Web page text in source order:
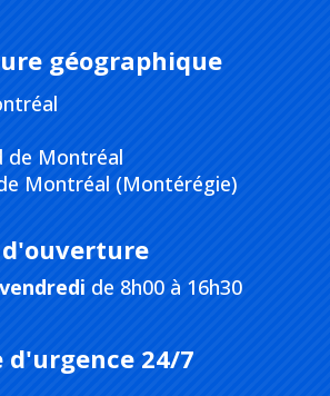
géographique
de Montréal
Montréal (Montérégie)
d'ouverture
vendredi de 8h00 à 16h30
d'urgence 24/7